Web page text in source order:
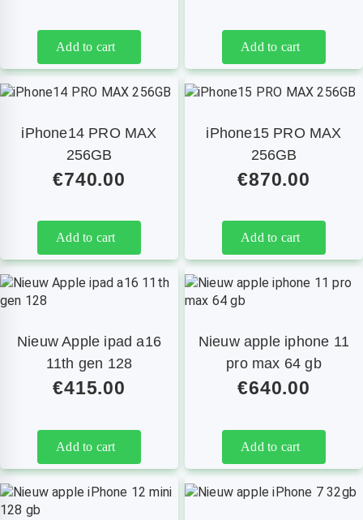
Add to cart Add to cart
iPhone14 PRO MAX
256GB
€740.00
Add to cart
iPhone15 PRO MAX
256GB
€870.00
Add to cart
Nieuw Apple ipad a16
11th gen 128
€415.00
Add to cart
Nieuw apple iphone 11
pro max 64 gb
€640.00
Add to cart